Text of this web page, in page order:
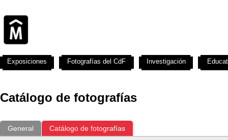
Catálogo de fotografías
General Catálogo de fotografías
Exposiciones Fotografías del CdF Investigación